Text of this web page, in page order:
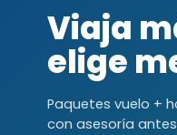
Viaja
elige
Paquetes vuelo +
con asesoría